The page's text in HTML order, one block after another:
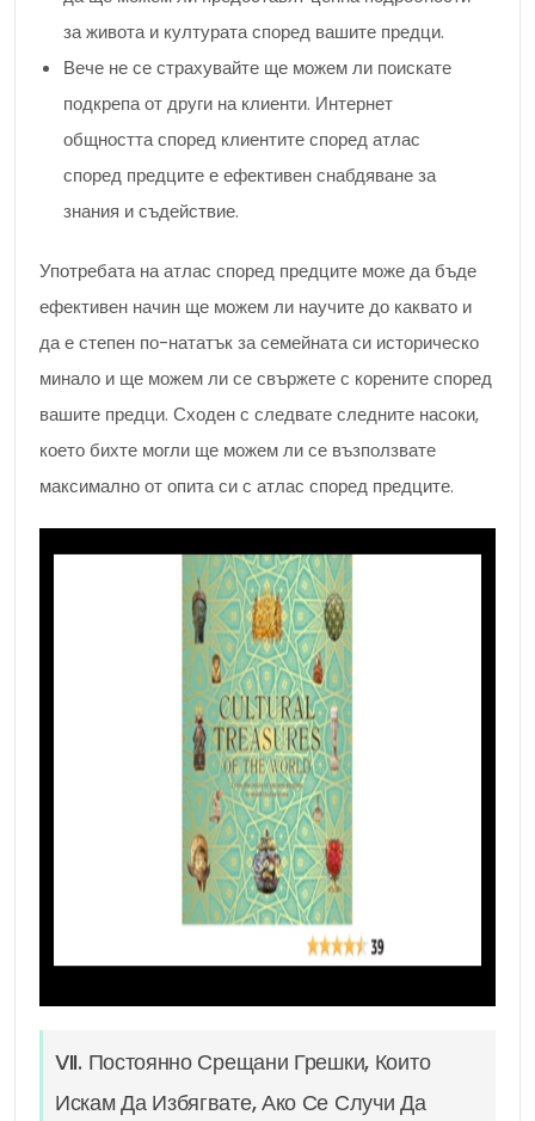
за живота и културата според вашите предци.
Вече не се страхувайте ще можем ли поискате
подкрепа от други на клиенти. Интернет
общността според клиентите според атлас
според предците е ефективен снабдяване за
знания и съдействие.
Употребата на атлас според предците може да бъде
ефективен начин ще можем ли научите до каквато и
да е степен по-нататък за семейната си историческо
минало и ще можем ли се свържете с корените според
вашите предци. Сходен с следвате следните насоки,
което бихте могли ще можем ли се възползвате
максимално от опита си с атлас според предците.
VII. Постоянно Срещани Грешки, Които
Искам Да Избягвате, Ако Се Случи Да